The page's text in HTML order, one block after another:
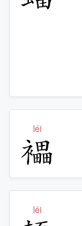
𧞭
léi
léi